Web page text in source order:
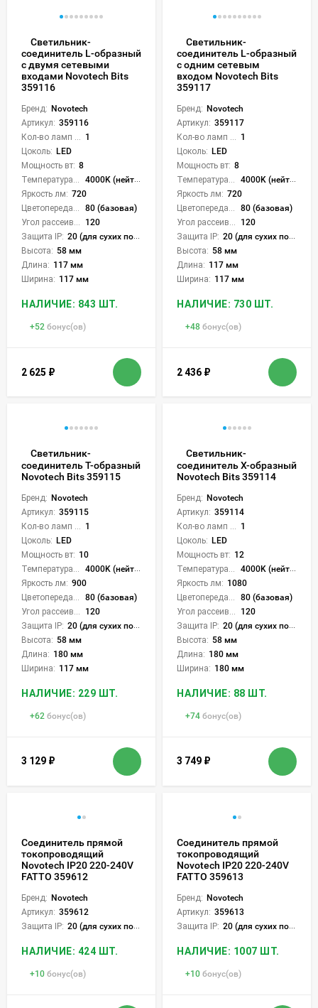
Светильник-
соединитель L-образный
с двумя сетевыми
входами Novotech Bits
359116
Бренд: Novotech
Артикул: 359116
Кол-во ламп или LED: 1
Цоколь: LED
Мощность вт: 8
Температура света:
4000K (нейтральный)
Яркость лм: 720
Цветопередача (CRI):
80 (базовая)
Угол рассеивания света °:
120
Защита IP: 20 (для сухих пом.)
Высота: 58 мм
Длина: 117 мм
Ширина: 117 мм
НАЛИЧИЕ: 843 ШТ.
+52 бонус(ов)
2 625 ₽
Светильник-
соединитель L-образный
с одним сетевым
входом Novotech Bits
359117
Бренд: Novotech
Артикул: 359117
Кол-во ламп или LED: 1
Цоколь: LED
Мощность вт: 8
Температура света:
4000K (нейтральный)
Яркость лм: 720
Цветопередача (CRI):
80 (базовая)
Угол рассеивания света °:
120
Защита IP: 20 (для сухих пом.)
Высота: 58 мм
Длина: 117 мм
Ширина: 117 мм
НАЛИЧИЕ: 730 ШТ.
+48 бонус(ов)
2 436 ₽
Светильник-
соединитель Т-образный
Novotech Bits 359115
Бренд: Novotech
Артикул: 359115
1
Цоколь: LED
Мощность вт: 10
4000K (нейтральный)
Яркость лм: 900
80 (базовая)
120
Защита IP: 20 (для сухих пом.)
Высота: 58 мм
Длина: 180 мм
Ширина: 117 мм
НАЛИЧИЕ: 229 ШТ.
+62 бонус(ов)
3 129 ₽
Светильник-
соединитель Х-образный
Novotech Bits 359114
Бренд: Novotech
Артикул: 359114
1
Цоколь: LED
Мощность вт: 12
4000K (нейтральный)
Яркость лм: 1080
80 (базовая)
120
Защита IP: 20 (для сухих пом.)
Высота: 58 мм
Длина: 180 мм
Ширина: 180 мм
НАЛИЧИЕ: 88 ШТ.
+74 бонус(ов)
3 749 ₽
Соединитель прямой
токопроводящий
Novotech IP20 220-240V
FATTO 359612
Бренд: Novotech
Артикул: 359612
Защита IP: 20 (для сухих пом.)
НАЛИЧИЕ: 424 ШТ.
+10 бонус(ов)
Соединитель прямой
токопроводящий
Novotech IP20 220-240V
FATTO 359613
Бренд: Novotech
Артикул: 359613
Защита IP: 20 (для сухих пом.)
НАЛИЧИЕ: 1007 ШТ.
+10 бонус(ов)